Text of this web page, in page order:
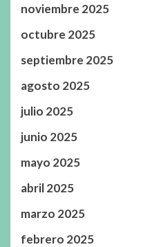
noviembre 2025
octubre 2025
septiembre 2025
agosto 2025
julio 2025
junio 2025
mayo 2025
abril 2025
marzo 2025
febrero 2025